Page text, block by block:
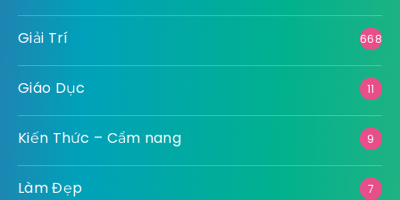
Giải Trí 668
Giáo Dục 11
Kiến Thức – Cẩm nang 9
Làm Đẹp 7